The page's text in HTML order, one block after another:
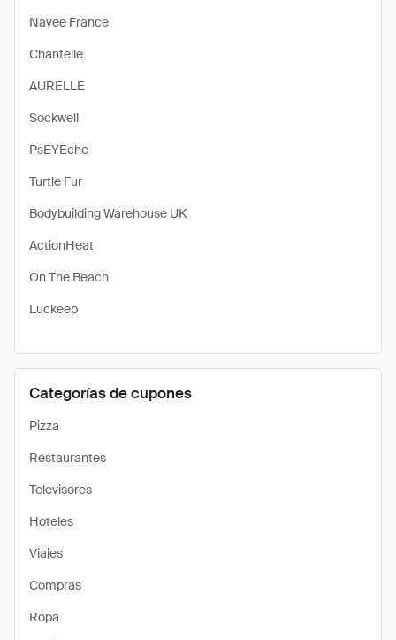
Navee France
Chantelle
AURELLE
Sockwell
PsEYEche
Turtle Fur
Bodybuilding Warehouse UK
ActionHeat
On The Beach
Luckeep
Categorías de cupones
Pizza
Restaurantes
Televisores
Hoteles
Viajes
Compras
Ropa